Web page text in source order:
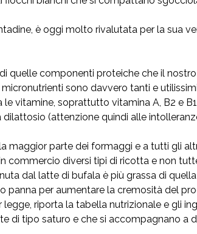
è oggi molto rivalutata per la sua
quelle componenti proteiche che il
sono davvero tanti e
vitamine, soprattutto vitamina A, B2 e
(attenzione quindi alle
maggior parte dei formaggi e a tutti gli
commercio diversi tipi di ricotta e non
dal latte di bufala è più grassa di
panna per aumentare la cremosità del
legge, riporta la tabella nutrizionale e gli
di tipo saturo e che si accompagnano a